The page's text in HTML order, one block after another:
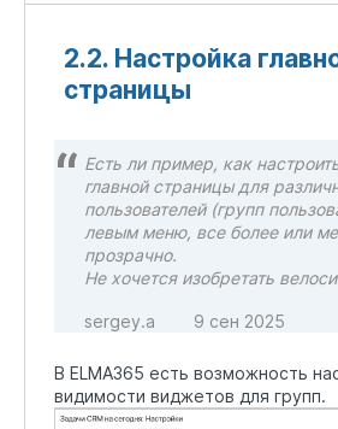
2.2. Настройка
страницы
Есть ли пример, как
главной страницы для
пользователей (групп
левым меню, все более или
прозрачно.
Не хочется изобретать
sergey.a 9 сен 2025
В ELMA365 есть возможность
видимости виджетов для групп.